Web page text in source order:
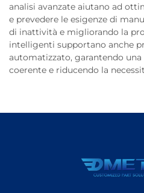
analisi avanzate aiutano ad
e prevedere le esigenze di
di inattività e migliorando la
intelligenti supportano anche
automatizzato, garantendo
coerente e riducendo la